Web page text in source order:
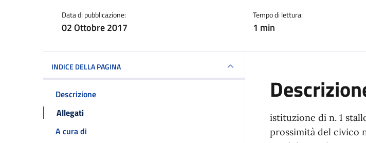
Data di pubblicazione:
02 Ottobre 2017
Tempo di lettura:
1 min
INDICE DELLA PAGINA
Descrizione
Allegati
A cura di
istituzione di n. 1
prossimità del civico